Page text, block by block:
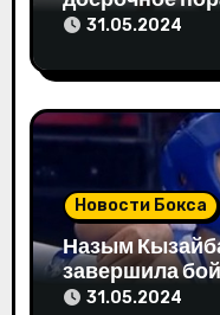
п
и
я
м
свое мнение
31.05.2024
Новости Бокса
Назым
завершила
Олимпиаду-
31.05.2024